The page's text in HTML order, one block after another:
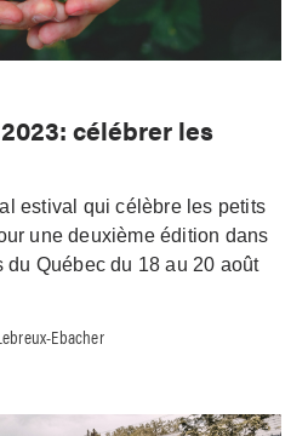
célébrer les
estival qui célèbre les petits
une deuxième édition dans
du Québec du 18 au 20 août
Ebacher